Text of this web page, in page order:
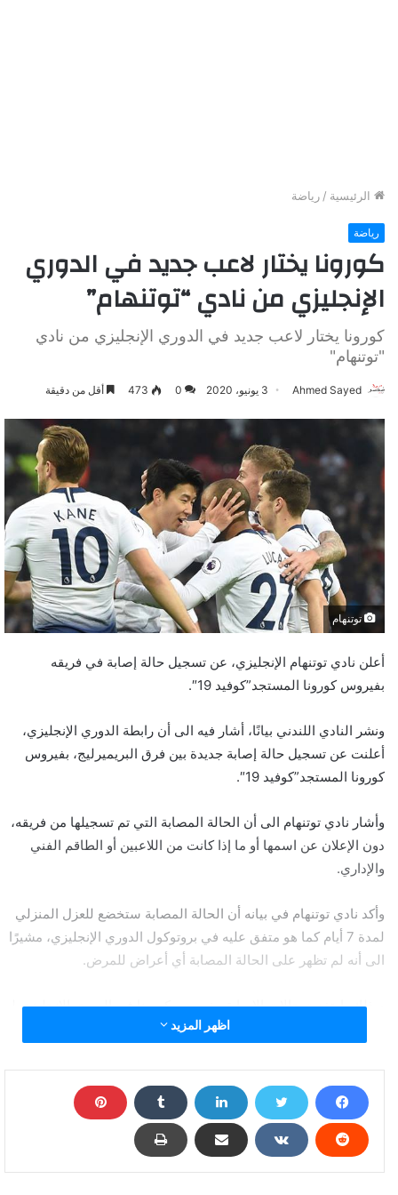
الرئيسية / رياضة
رياضة
كورونا يختار لاعب جديد في الدوري
الإنجليزي من نادي “توتنهام”
كورونا يختار لاعب جديد في الدوري الإنجليزي من نادي
"توتنهام"
Ahmed Sayed 3 يونيو، 2020 0
473 أقل من دقيقة
توتنهام
أعلن نادي توتنهام الإنجليزي، عن تسجيل حالة إصابة في فريقه
بفيروس كورونا المستجد”كوفيد 19″.
ونشر النادي اللندني بيانًا، أشار فيه الى أن رابطة الدوري الإنجليزي،
أعلنت عن تسجيل حالة إصابة جديدة بين فرق البريميرليج، بفيروس
كورونا المستجد”كوفيد 19″.
وأشار نادي توتنهام الى أن الحالة المصابة التي تم تسجيلها من فريقه،
دون الإعلان عن اسمها أو ما إذا كانت من اللاعبين أو الطاقم الفني
والإداري.
وأكد نادي توتنهام في بيانه أن الحالة المصابة ستخضع للعزل المنزلي
لمدة 7 أيام كما هو متفق عليه في بروتوكول الدوري الإنجليزي، مشيرًا
الى أنه لم تظهر على الحالة المصابة أي أعراض للمرض.
وبذلك، ارتفعت حالات الإصابة بـفيروس كورونا في الدوري الإنجليزي لـ
كورونا يختار لاعب جديد في الدوري الإنجليزي من نادي
"توتنهام"
اظهر المزيد